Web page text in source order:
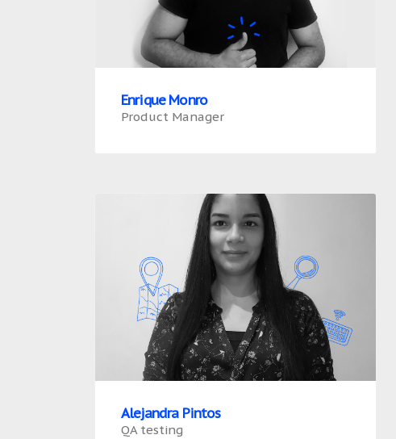
Enrique Monro
Product Manager
Alejandra Pintos
QA testing